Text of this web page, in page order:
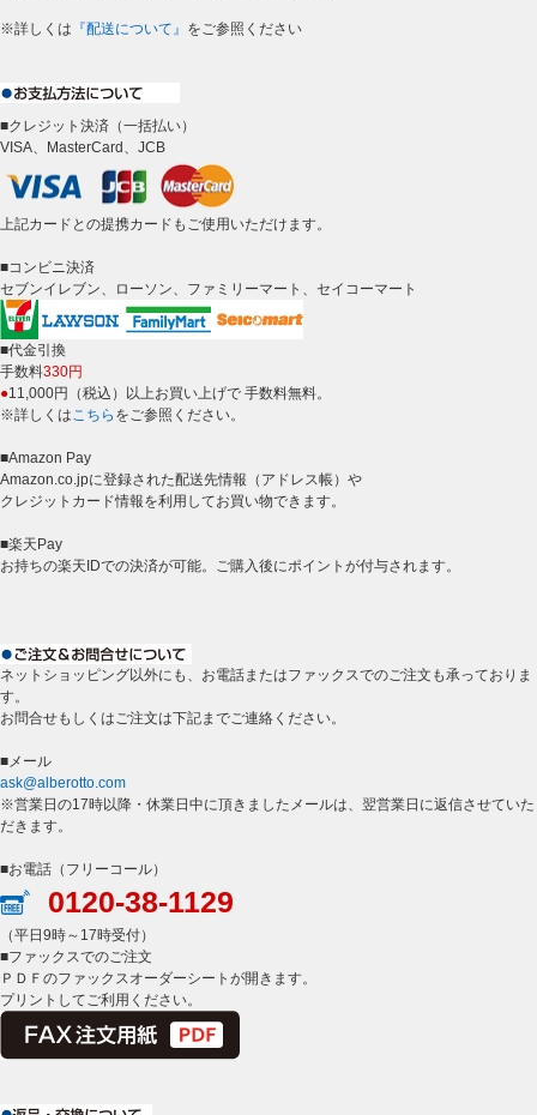
※詳しくは 『配送について』 をご参照ください
■クレジット決済（一括払い）
VISA、MasterCard、JCB
上記カードとの提携カードもご使用いただけます。
■コンビニ決済
セブンイレブン、ローソン、ファミリーマート、セイコーマート
■代金引換
手数料330円
●11,000円（税込）以上お買い上げで 手数料無料。
※詳しくはこちら をご参照ください。
■Amazon Pay
Amazon.co.jpに登録された配送先情報（アドレス帳）や
クレジットカード情報を利用してお買い物できます。
■楽天Pay
お持ちの楽天IDでの決済が可能。ご購入後にポイントが付与されます。
ネットショッピング以外にも、お電話またはファックスでのご注文も承っておりま
す。
お問合せもしくはご注文は下記までご連絡ください。
■メール
ask@alberotto.com
※営業日の17時以降・休業日中に頂きましたメールは、翌営業日に返信させていた
だきます。
■お電話（フリーコール）
0120-38-1129
（平日9時～17時受付）
■ファックスでのご注文
ＰＤＦのファックスオーダーシートが開きます。
プリントしてご利用ください。